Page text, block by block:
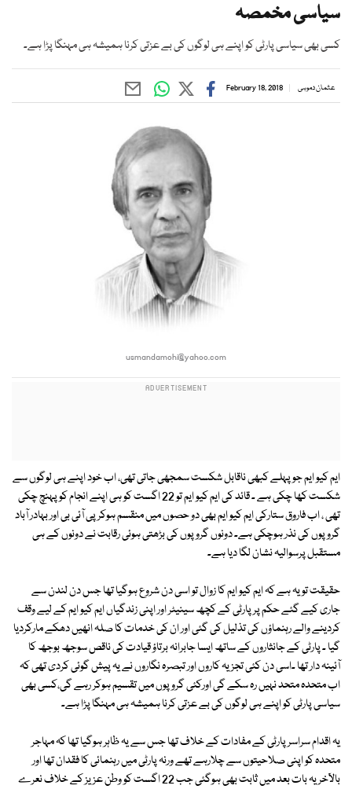
سیاسی مخمصہ
کسی بھی سیاسی پارٹی کو اپنے ہی لوگوں کی بے عزتی کرنا ہمیشہ ہی مہنگا پڑا ہے۔
عثمان دموہی February 18, 2018
usmandamohi@yahoo.com
ایم کیو ایم جو پہلے کبھی ناقابل شکست سمجھی جاتی تھی، اب خود اپنے ہی لوگوں سے
شکست کھا چکی ہے ۔ قائد کی ایم کیو ایم تو 22 اگست کو ہی اپنے انجام کو پہنچ چکی
تھی ، اب فاروق ستارکی ایم کیو ایم بھی دو حصوں میں منقسم ہوکر پی آئی بی اور بہادر آباد
گروپوں کی نذر ہوچکی ہے۔ دونوں گروپوں کی بڑھتی ہوئی رقابت نے دونوں کے ہی
مستقبل پرسوالیہ نشان لگا دیا ہے۔
حقیقت تو یہ ہے کہ ایم کیو ایم کا زوال تو اسی دن شروع ہوگیا تھا جس دن لندن سے
جاری کیے گئے حکم پر پارٹی کے کچھ سینیٹر اور اپنی زندگیاں ایم کیو ایم کے لیے وقف
کردینے والے رہنماؤں کی تذلیل کی گئی اور ان کی خدمات کا صلہ انھیں دھکے مارکردیا
گیا ۔ پارٹی کے جانثاروں کے ساتھ ایسا جابرانہ برتاؤ قیادت کی ناقص سوجھ بوجھ کا
آئینہ دار تھا ۔اسی دن کئی تجزیہ کاروں اور تبصرہ نگاروں نے یہ پیش گوئی کردی تھی کہ
اب متحدہ متحد نہیں رہ سکے گی اورکئی گروپوں میں تقسیم ہوکر رہے گی،کسی بھی
سیاسی پارٹی کو اپنے ہی لوگوں کی بے عزتی کرنا ہمیشہ ہی مہنگا پڑا ہے۔
یہ اقدام سراسر پارٹی کے مفادات کے خلاف تھا جس سے یہ ظاہر ہوگیا تھا کہ مہاجر
متحدہ کو اپنی صلاحیتوں سے چلارہے تھے ورنہ پارٹی میں رہنمائی کا فقدان تھا اور
بالآخر یہ بات بعد میں ثابت بھی ہوگئی جب 22 اگست کو وطن عزیز کے خلاف نعرے